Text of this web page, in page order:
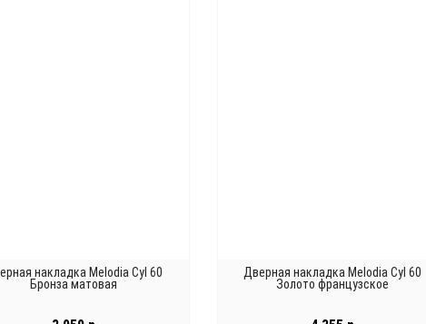
накладка Melodia Cyl 60
Бронза матовая
Дверная накладка Melodia Cyl 60
Золото французское